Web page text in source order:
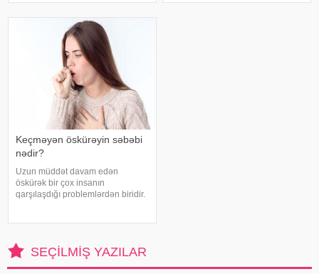
bu zaman hətta ağrıkəsic
Keçməyən öskürəyin səbəbi
nədir?
Uzun müddət davam edən
öskürək bir çox insanın
qarşılaşdığı problemlərdən biridir.
infeksiyası olmur
SEÇILMIŞ YAZILAR